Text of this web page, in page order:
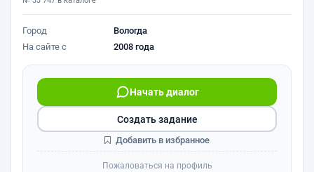
Город
Вологда
На сайте с
2008 года
Начать диалог
Создать задание
Добавить в избранное
Пожаловаться на профиль